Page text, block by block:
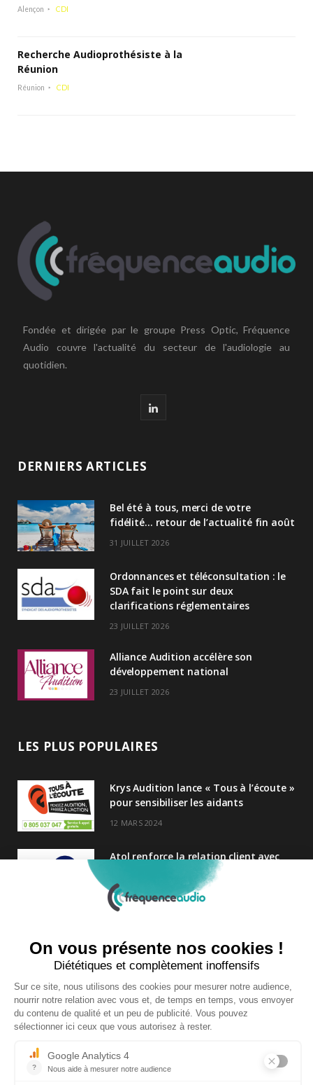
Alençon CDI
Recherche Audioprothésiste à la
Réunion
Réunion CDI
Fondée et dirigée par le groupe Press Optic, Fréquence
Audio couvre l'actualité du secteur de l'audiologie au
quotidien.
L
e
n
DERNIERS ARTICLES
Bel été à tous, merci de votre
fidélité… retour de l’actualité fin août
31 JUILLET 2026
Ordonnances et téléconsultation : le
SDA fait le point sur deux
clarifications réglementaires
23 JUILLET 2026
Alliance Audition accélère son
développement national
23 JUILLET 2026
LES PLUS POPULAIRES
Krys Audition lance « Tous à l’écoute »
pour sensibiliser les aidants
12 MARS 2024
Atol renforce la relation client avec
une nouvelle campagne axée sur la
satisfaction
25 FÉVRIER 2025
Audition Conseil
27 MARS 2024